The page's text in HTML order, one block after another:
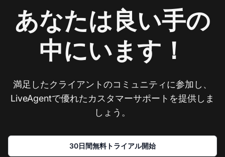
あなたは良い手の
中にいます！
満足したクライアントのコミュニティに参加し、
LiveAgentで優れたカスタマーサポートを提供しま
しょう。
30日間無料トライアル開始